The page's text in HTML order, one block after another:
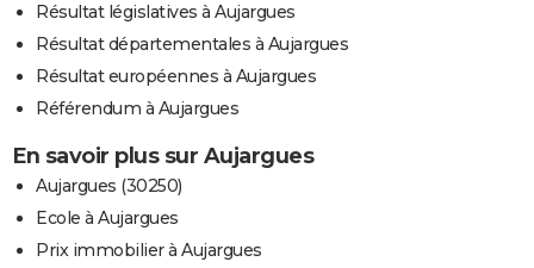
Résultat législatives à Aujargues
Résultat départementales à Aujargues
Résultat européennes à Aujargues
Référendum à Aujargues
En savoir plus sur Aujargues
Aujargues (30250)
Ecole à Aujargues
Prix immobilier à Aujargues